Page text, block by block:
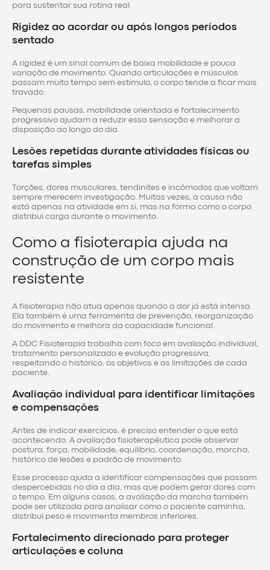
para sustentar sua rotina real.
Rigidez ao acordar ou após longos períodos
sentado
A rigidez é um sinal comum de baixa mobilidade e pouca
variação de movimento. Quando articulações e músculos
passam muito tempo sem estímulo, o corpo tende a ficar mais
travado.
Pequenas pausas, mobilidade orientada e fortalecimento
progressivo ajudam a reduzir essa sensação e melhorar a
disposição ao longo do dia.
Lesões repetidas durante atividades físicas ou
tarefas simples
Torções, dores musculares, tendinites e incômodos que voltam
sempre merecem investigação. Muitas vezes, a causa não
está apenas na atividade em si, mas na forma como o corpo
distribui carga durante o movimento.
Como a fisioterapia ajuda na
construção de um corpo mais
resistente
A fisioterapia não atua apenas quando a dor já está intensa.
Ela também é uma ferramenta de prevenção, reorganização
do movimento e melhora da capacidade funcional.
A DDC Fisioterapia trabalha com foco em avaliação individual,
tratamento personalizado e evolução progressiva,
respeitando o histórico, os objetivos e as limitações de cada
paciente.
Avaliação individual para identificar limitações
e compensações
Antes de indicar exercícios, é preciso entender o que está
acontecendo. A avaliação fisioterapêutica pode observar
postura, força, mobilidade, equilíbrio, coordenação, marcha,
histórico de lesões e padrão de movimento.
Esse processo ajuda a identificar compensações que passam
despercebidas no dia a dia, mas que podem gerar dores com
o tempo. Em alguns casos, a avaliação da marcha também
pode ser utilizada para analisar como o paciente caminha,
distribui peso e movimenta membros inferiores.
Fortalecimento direcionado para proteger
articulações e coluna